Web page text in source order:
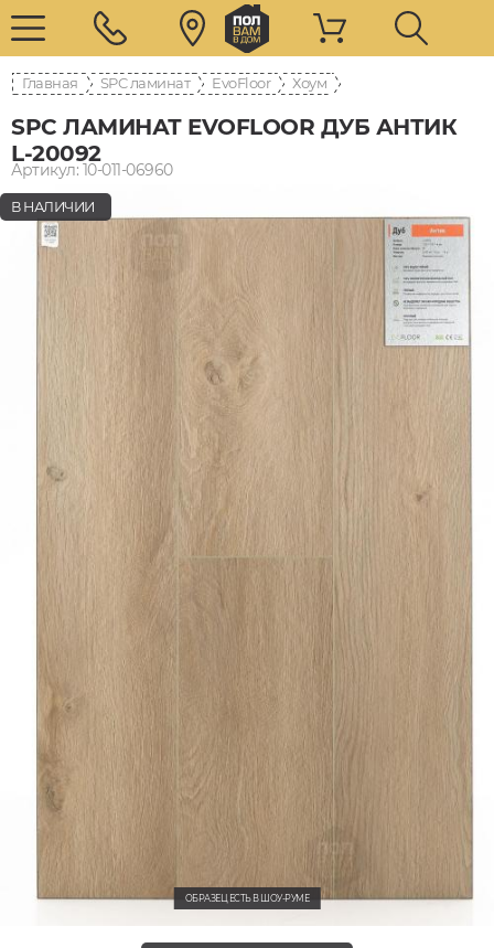
Главная SPC ламинат EvoFloor Хоум
SPC ЛАМИНАТ EVOFLOOR ДУБ АНТИК
L-20092
Артикул: 10-011-06960
В НАЛИЧИИ
ОБРАЗЕЦ ЕСТЬ В ШОУ-РУМЕ